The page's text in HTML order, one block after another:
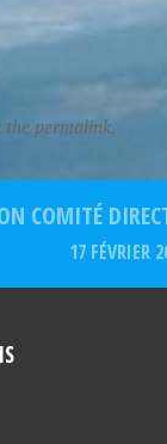
the permalink.
COMITÉ
17 FÉVRIER